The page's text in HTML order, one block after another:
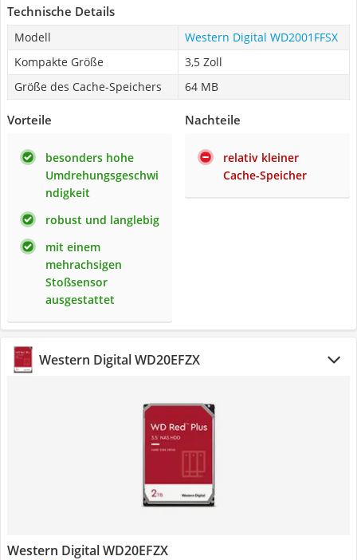
Technische Details
Modell
Western Digital WD2001FFSX
Kompakte Größe
3,5 Zoll
Größe des Cache-Speichers
64 MB
Vorteile
besonders hohe
Umdrehungsgeschwi
ndigkeit
robust und langlebig
mit einem
mehrachsigen
Stoßsensor
ausgestattet
Nachteile
relativ kleiner
Cache-Speicher
Western Digital WD20EFZX
Western Digital WD20EFZX